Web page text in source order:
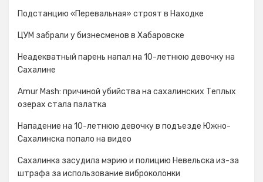
Подстанцию «Перевальная» строят в Находке
ЦУМ забрали у бизнесменов в Хабаровске
Неадекватный парень напал на 10-летнюю девочку на
Сахалине
Amur Mash: причиной убийства на сахалинских Теплых
озерах стала палатка
Нападение на 10-летнюю девочку в подъезде Южно-
Сахалинска попало на видео
Сахалинка засудила мэрию и полицию Невельска из-за
штрафа за использование виброколонки